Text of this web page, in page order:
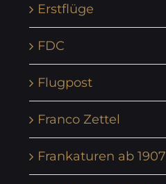
Erstflüge
FDC
Flugpost
Franco Zettel
Frankaturen ab 1907